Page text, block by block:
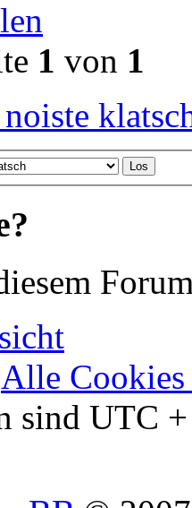
1 von 1
Alle Cookies
sind UTC